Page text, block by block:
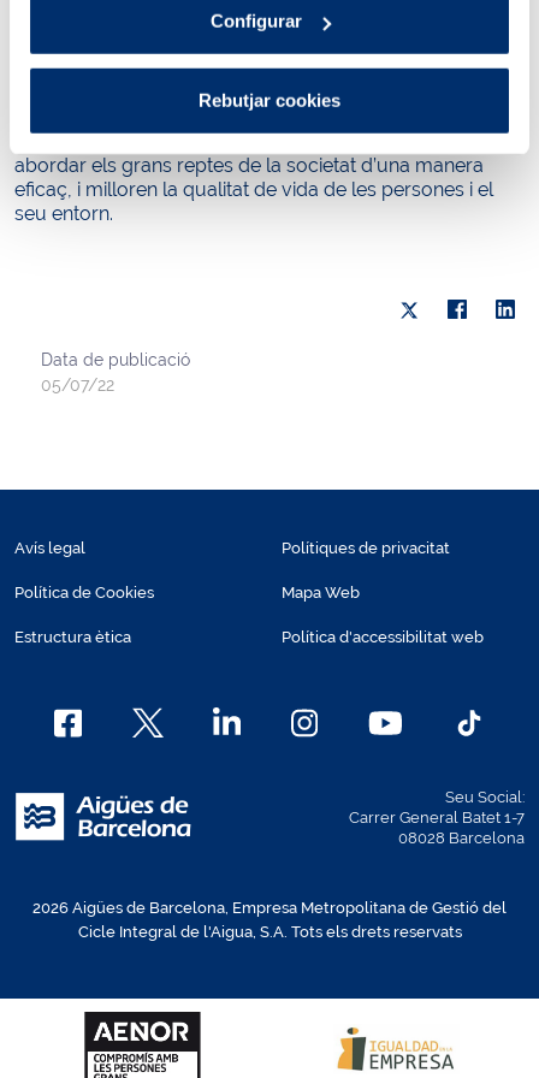
Configurar
Rebutjar cookies
proveïts per Aigües de Barcelona.
Per això, les aliances ambentitats del Tercer Sector
, com ara la col·laboració amb el Banc dels
Aliments, són un pilar fonamental en el desenvolupament
de l’acció social d’Aigües de Barcelona, ja que permeten
abordar els grans reptes de la societat d’una manera
eficaç, i milloren la qualitat de vida de les persones i el
seu entorn.
Data de publicació
05/07/22
Avís legal
Política de Cookies
Estructura ètica
Polítiques de privacitat
Mapa Web
Política d'accessibilitat web
Seu Social:
Carrer General Batet 1-7
08028 Barcelona
2026 Aigües de Barcelona, Empresa Metropolitana de Gestió del
Cicle Integral de l'Aigua, S.A. Tots els drets reservats